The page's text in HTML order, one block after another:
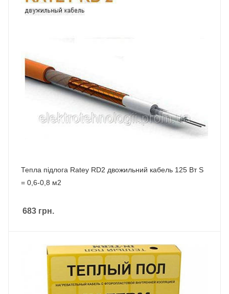
Тепла підлога Ratey RD2 двожильний кабель 125 Вт S
= 0,6-0,8 м2
683 грн.